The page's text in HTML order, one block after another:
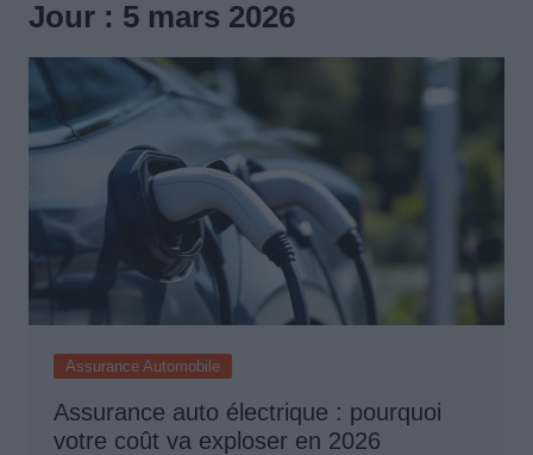
Jour : 5 mars 2026
Assurance Automobile
Assurance auto électrique : pourquoi
votre coût va exploser en 2026